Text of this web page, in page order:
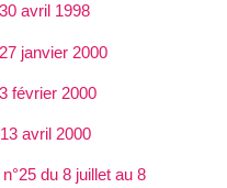
avril 1998
janvier 2000
février 2000
avril 2000
du 8 juillet au 8